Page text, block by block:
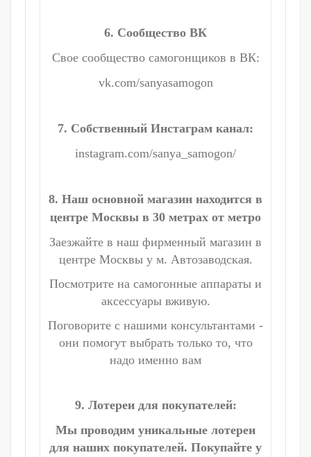
6. Сообщество ВК
Свое сообщество самогонщиков в ВК:
vk.com/sanyasamogon
7. Собственный Инстаграм канал:
instagram.com/sanya_samogon/
8. Наш основной магазин находится в
центре Москвы в 30 метрах от метро
Заезжайте в наш фирменный магазин в
центре Москвы у м. Автозаводская.
Посмотрите на самогонные аппараты и
аксессуары вживую.
Поговорите с нашими консультантами -
они помогут выбрать только то, что
надо именно вам
9. Лотереи для покупателей:
Мы проводим уникальные лотереи
для наших покупателей. Покупайте у